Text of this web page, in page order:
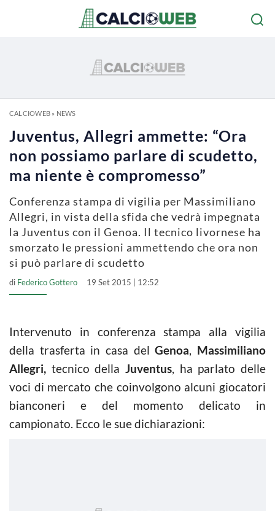
CALCIOWEB» NEWS
Juventus, Allegri ammette: “Ora
non possiamo parlare di scudetto,
ma niente è compromesso”
Conferenza stampa di vigilia per Massimiliano
Allegri, in vista della sfida che vedrà impegnata
la Juventus con il Genoa. Il tecnico livornese ha
smorzato le pressioni ammettendo che ora non
si può parlare di scudetto
di Federico Gottero 19 Set 2015 | 12:52
Intervenuto in conferenza stampa alla vigilia
della trasferta in casa delGenoa, Massimiliano
Allegri, tecnico della Juventus, ha parlato delle
voci di mercato che coinvolgono alcuni giocatori
bianconeri e del momento delicato in
campionato. Ecco le sue dichiarazioni: